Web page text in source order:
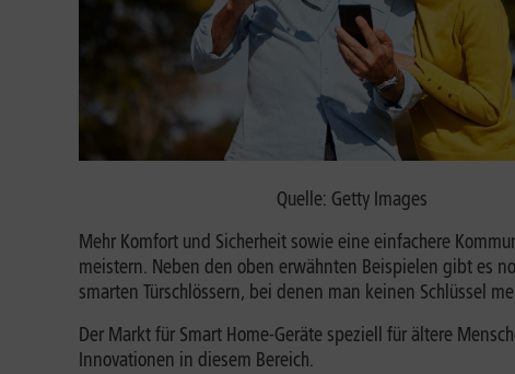
Quelle: Getty Images
Mehr Komfort und Sicherheit sowie eine einfachere
meistern. Neben den oben erwähnten Beispielen gibt es
smarten Türschlössern, bei denen man keinen Schlüssel
Der Markt für Smart Home-Geräte speziell für ältere
Innovationen in diesem Bereich.